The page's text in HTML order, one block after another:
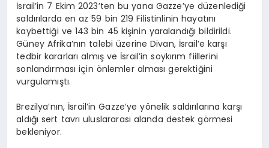
İsrail’in 7 Ekim 2023’ten bu yana Gazze’ye düzenlediği
saldırılarda en az 59 bin 219 Filistinlinin hayatını
kaybettiği ve 143 bin 45 kişinin yaralandığı bildirildi.
Güney Afrika’nın talebi üzerine Divan, İsrail’e karşı
tedbir kararları almış ve İsrail’in soykırım fiillerini
sonlandırması için önlemler alması gerektiğini
vurgulamıştı.
Brezilya’nın, İsrail’in Gazze’ye yönelik saldırılarına karşı
aldığı sert tavrı uluslararası alanda destek görmesi
bekleniyor.